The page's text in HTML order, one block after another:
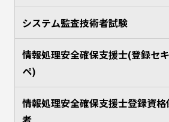
システム監査技術者試験
情報処理安全確保支援士(登録セ
ペ)
情報処理安全確保支援士登録資格